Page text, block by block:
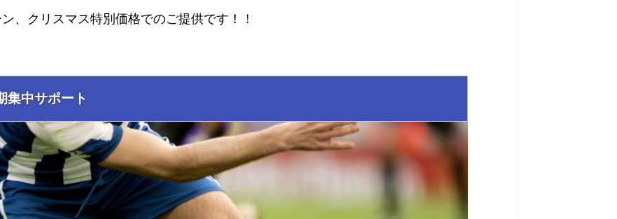
、クリスマス特別価格でのご提供です！！
集中サポート